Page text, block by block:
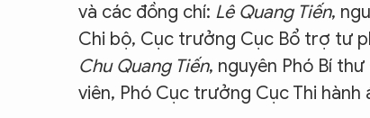
và các đồng chí: Lê Quang Tiến,
Chi bộ, Cục trưởng Cục Bổ trợ tư
Chu Quang Tiến, nguyên Phó Bí
viên, Phó Cục trưởng Cục Thi hành